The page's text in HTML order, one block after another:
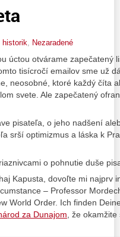
historik Nezaradené
úctou otvárame zapečatený
tisícročí emailov sme už
neosobné, ktoré každý číta
svete. Ale zapečatený
pisateľa, o jeho nadšení
srší optimizmus a láska k
o pohnutie duše
Kapusta, dovoľte mi najprv
– Professor
World Order. Ich finden
za Dunajom , že